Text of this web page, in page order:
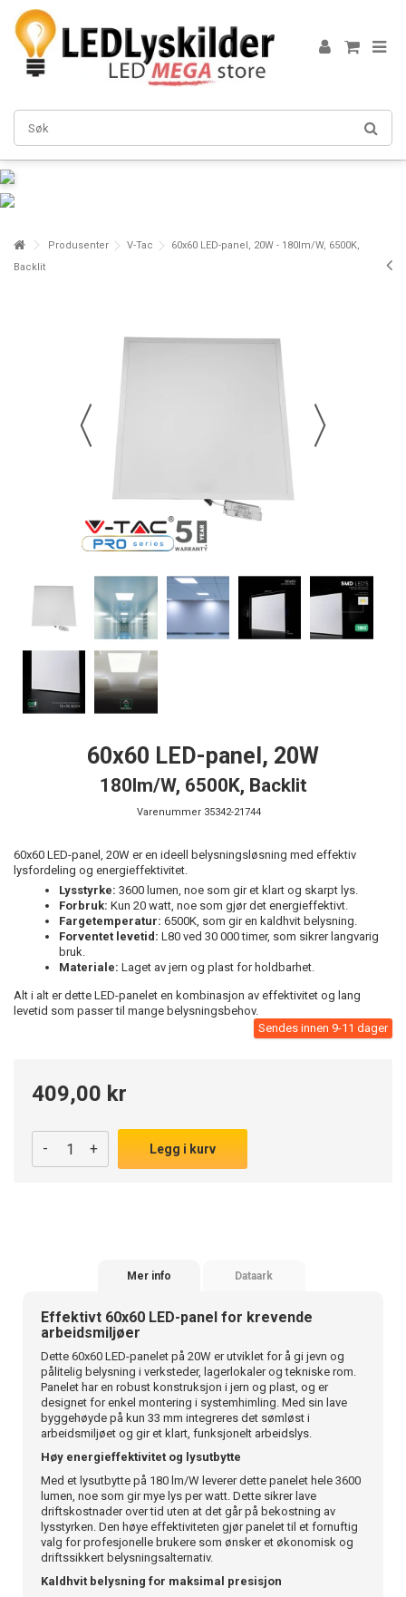
Produsenter V-Tac
60x60 LED-panel, 20W - 180lm/W, 6500K,
Backlit
60x60 LED-panel, 20W
180lm/W, 6500K, Backlit
Varenummer 35342-21744
60x60 LED-panel, 20W er en ideell belysningsløsning med effektiv
lysfordeling og energieffektivitet.
Lysstyrke: 3600 lumen, noe som gir et klart og skarpt lys.
Forbruk: Kun 20 watt, noe som gjør det energieffektivt.
Fargetemperatur: 6500K, som gir en kaldhvit belysning.
Forventet levetid: L80 ved 30 000 timer, som sikrer langvarig
bruk.
Materiale: Laget av jern og plast for holdbarhet.
Alt i alt er dette LED-panelet en kombinasjon av effektivitet og lang
levetid som passer til mange belysningsbehov.
Sendes innen 9-11 dager
409,00 kr
- + Legg i kurv
Mer info Dataark
Effektivt 60x60 LED-panel for krevende
arbeidsmiljøer
Dette 60x60 LED-panelet på 20W er utviklet for å gi jevn og
pålitelig belysning i verksteder, lagerlokaler og tekniske rom.
Panelet har en robust konstruksjon i jern og plast, og er
designet for enkel montering i systemhimling. Med sin lave
byggehøyde på kun 33 mm integreres det sømløst i
arbeidsmiljøet og gir et klart, funksjonelt arbeidslys.
Høy energieffektivitet og lysutbytte
Med et lysutbytte på 180 lm/W leverer dette panelet hele 3600
lumen, noe som gir mye lys per watt. Dette sikrer lave
driftskostnader over tid uten at det går på bekostning av
lysstyrken. Den høye effektiviteten gjør panelet til et fornuftig
valg for profesjonelle brukere som ønsker et økonomisk og
driftssikkert belysningsalternativ.
Kaldhvit belysning for maksimal presisjon